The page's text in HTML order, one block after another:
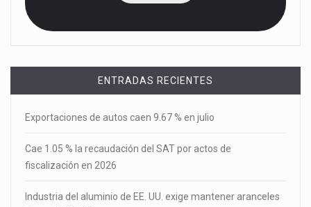
ENTRADAS RECIENTES
Exportaciones de autos caen 9.67 % en julio
Cae 1.05 % la recaudación del SAT por actos de
fiscalización en 2026
Industria del aluminio de EE. UU. exige mantener aranceles